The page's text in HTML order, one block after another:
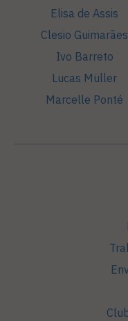
Elisa de Assis
Clesio Guimarães
Ivo Barreto
Lucas Müller
Marcelle Ponté